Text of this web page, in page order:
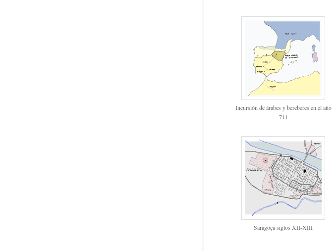
Incursión de árabes y bereberes en el año
711
Saragoça siglos XII-XIII